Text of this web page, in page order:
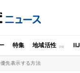
特集 地域活性 IIJ
先表示する方法